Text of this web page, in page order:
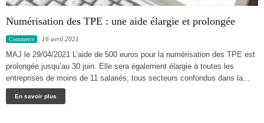
Numérisation des TPE : une aide élargie et prolongée
Commerce 16 avril 2021
MAJ le 29/04/2021 L’aide de 500 euros pour la numérisation des TPE est
prolongée jusqu’au 30 juin. Elle sera également élargie à toutes les
entreprises de moins de 11 salariés, tous secteurs confondus dans la...
En savoir plus